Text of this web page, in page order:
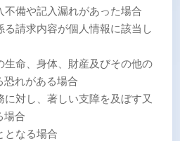
不備や記入漏れがあった場合
る請求内容が個人情報に該当し
生命、身体、財産及びその他の
恐れがある場合
に対し、著しい支障を及ぼす又
場合
となる場合